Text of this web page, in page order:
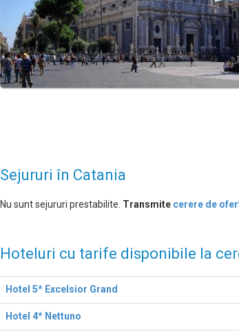
Sejururi în Catania
Nu sunt sejururi prestabilite. Transmite cerere de
Hoteluri cu tarife disponibile la
Hotel 5* Excelsior Grand
Hotel 4* Nettuno